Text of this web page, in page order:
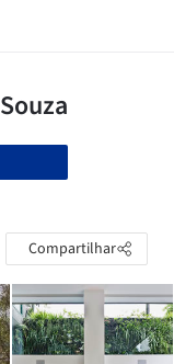
Compartilhar